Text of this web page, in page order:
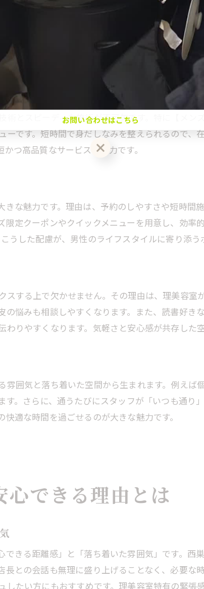
苦手意識が和らぐ美容室の工夫と配慮
個室の美容室で人目を気にせずリラックス
個室サロンならではの落ち着きと相談のしやすさ
個室美容室で叶う落ち着いたカット体験
周囲を気にせず美容室で自由に相談できる
美容室個室だからこそ話せる髪や頭皮の悩み
プライベート空間の美容室が生む安心感
美容室で自分らしく過ごせる個室サロンの魅力
性専用メニューで短時間カット＆カラーを実現
美容室で忙しい男性も通いやすい工夫
クイックカラーで気軽に印象チェンジ可能な美
美容室のメンズ限定メニューの魅力を解説
美容室のスタッフにAGAの悩みも話しやすい
美容室で頭皮ケアや髪の悩みにも親身な対応
美容室はお子様連れも安心して利用可能
美容室で仕事帰りに立ち寄れる利便性の高さ
な空間づくりが重要です。理由は、忙しい日々
室では、落ち着いた個室空間や周囲の視線を気
快適さを両立したサロンは、日常のリフレッシ
とスピーディな施術が不可欠です。特に【メン
です。短時間で身だしなみを整えられるので、
つ高品質なサービスが魅力です。
な魅力です。理由は、予約のしやすさや短時間
定クーポンやクイックメニューを用意し、効率
うした配慮が、男性のライフスタイルに寄り添う
する上で欠かせません。その理由は、理美容室
の悩みも相談しやすくなります。また、読書好き
りやすくなります。気軽さと安心感が共存した
雰囲気と落ち着いた空間から生まれます。例え
。さらに、通うたびにスタッフが「いつも通り
適な時間を過ごせるのが大きな魅力です。
できる理由とは
きる距離感」と「落ち着いた雰囲気」です。西
との会話も無理に盛り上げることなく、必要な
たい方にもおすすめです。理美容室特有の緊張
クーポン一覧はこちら
お問い合わせはこちら
お問い合わせはこちら